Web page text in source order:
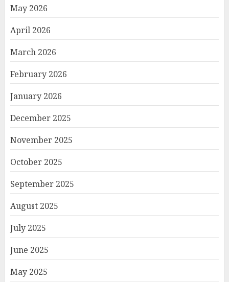
May 2026
April 2026
March 2026
February 2026
January 2026
December 2025
November 2025
October 2025
September 2025
August 2025
July 2025
June 2025
May 2025